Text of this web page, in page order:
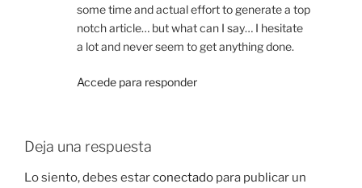
some time and actual effort to generate a top
notch article… but what can I say… I hesitate
a lot and never seem to get anything done.
Accede para responder
Deja una respuesta
Lo siento, debes estarconectado para publicar un